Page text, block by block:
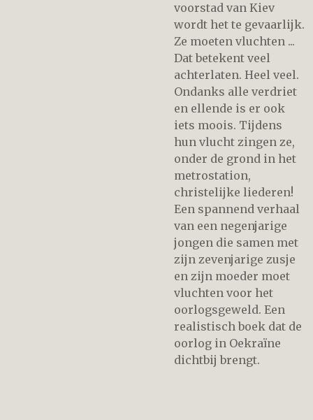
voorstad van Kiev
wordt het te gevaarlijk.
Ze moeten vluchten ...
Dat betekent veel
achterlaten. Heel veel.
Ondanks alle verdriet
en ellende is er ook
iets moois. Tijdens
hun vlucht zingen ze,
onder de grond in het
metrostation,
christelijke liederen!
Een spannend verhaal
van een negenjarige
jongen die samen met
zijn zevenjarige zusje
en zijn moeder moet
vluchten voor het
oorlogsgeweld. Een
realistisch boek dat de
oorlog in Oekraïne
dichtbij brengt.